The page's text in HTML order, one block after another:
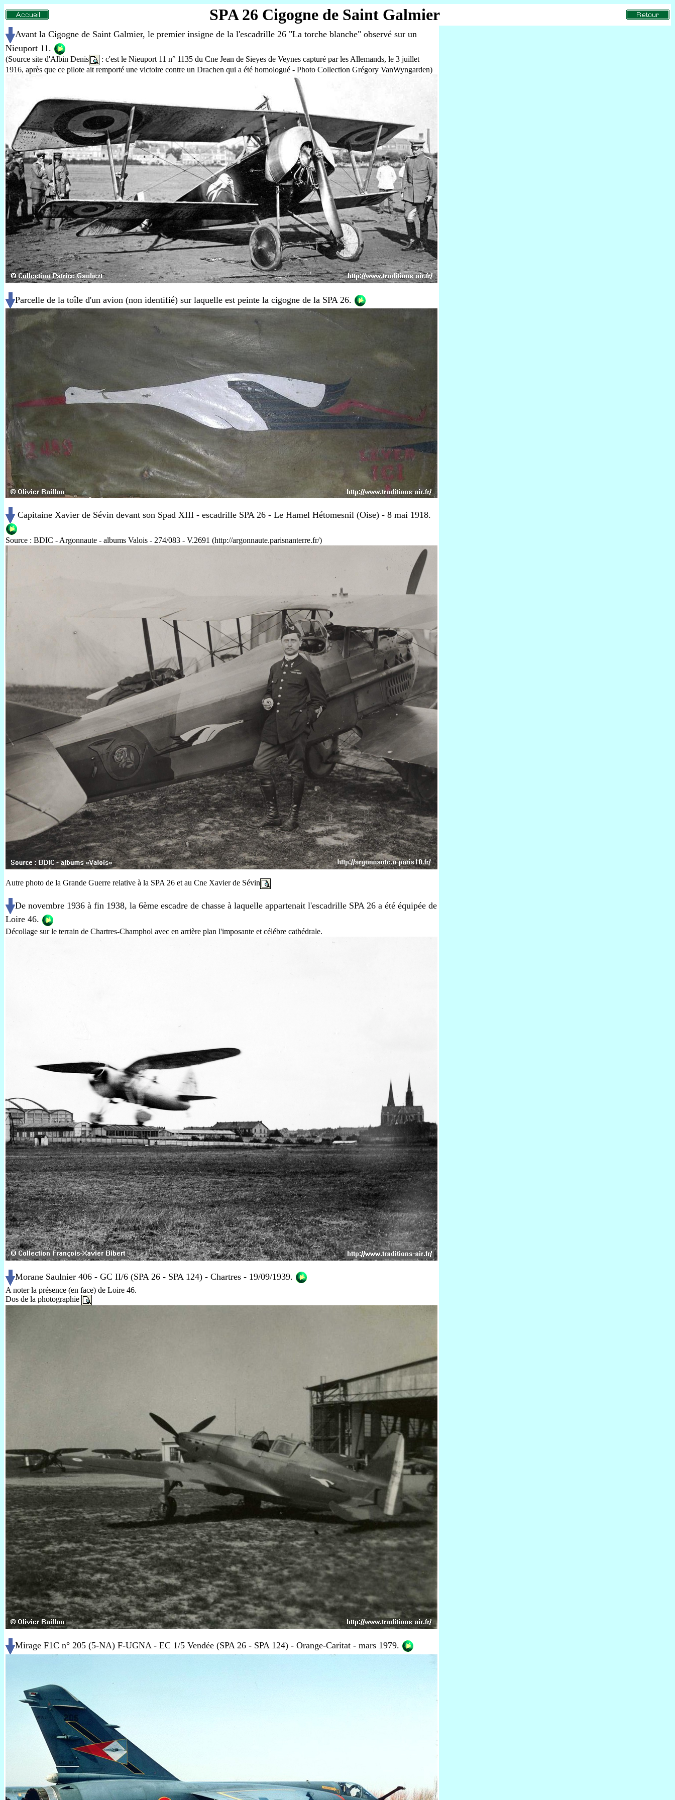
SPA 26 Cigogne de Saint Galmier
Avant la Cigogne de Saint Galmier, le premier insigne de la l'escadrille 26 "La torche blanche" observé sur un
Nieuport 11.
(Source site d'Albin Denis
: c'est le Nieuport 11 n° 1135 du Cne Jean de Sieyes de Veynes capturé par les Allemands, le 3 juillet
1916, après que ce pilote ait remporté une victoire contre un Drachen qui a été homologué - Photo Collection Grégory VanWyngarden)
Parcelle de la toîle d'un avion (non identifié) sur laquelle est peinte la cigogne de la SPA 26.
Capitaine Xavier de Sévin devant son Spad XIII - escadrille SPA 26 - Le Hamel Hétomesnil (Oise) - 8 mai 1918.
Source : BDIC - Argonnaute - albums Valois - 274/083 - V.2691 (http://argonnaute.parisnanterre.fr/)
Autre photo de la Grande Guerre relative à la SPA 26 et au Cne Xavier de Sévin
De novembre 1936 à fin 1938, la 6ème escadre de chasse à laquelle appartenait l'escadrille SPA 26 a été équipée de
Loire 46.
Décollage sur le terrain de Chartres-Champhol avec en arrière plan l'imposante et célébre cathédrale.
Morane Saulnier 406 - GC II/6 (SPA 26 - SPA 124) - Chartres - 19/09/1939.
A noter la présence (en face) de Loire 46.
Dos de la photographie
Mirage F1C n° 205 (5-NA) F-UGNA - EC 1/5 Vendée (SPA 26 - SPA 124) - Orange-Caritat - mars 1979.